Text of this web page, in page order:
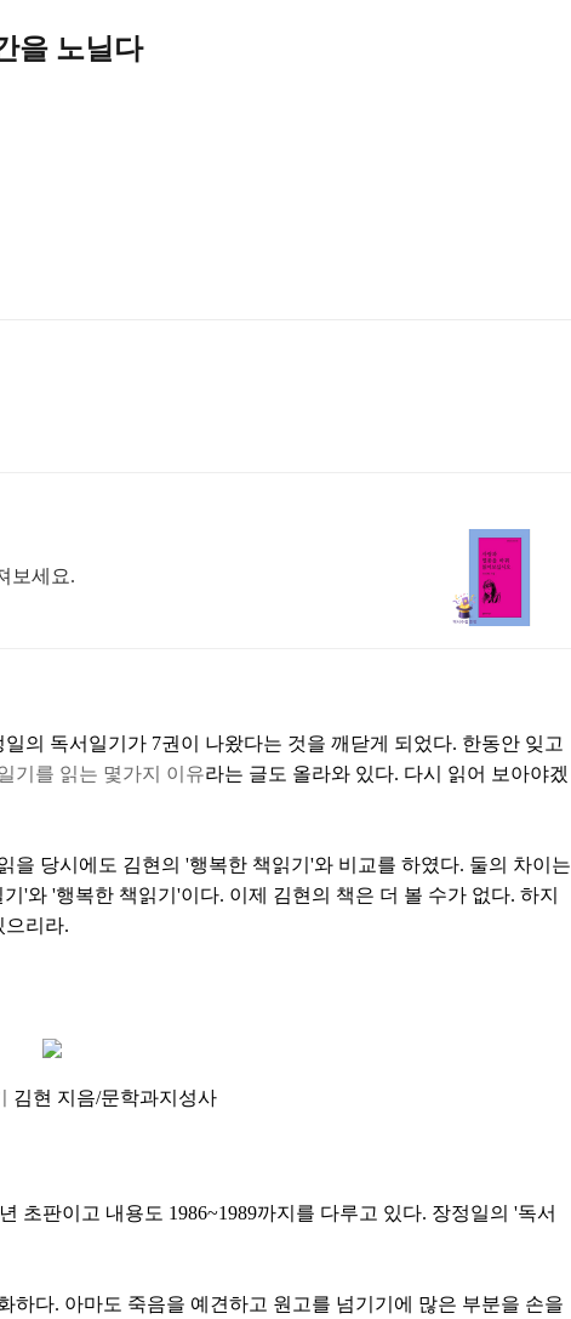
을 노닐다
보세요.
일의 독서일기가 7권이 나왔다는 것을 깨닫게 되었다. 한동안 잊고
기를 읽는 몇가지 이유라는 글도 올라와 있다. 다시 읽어 보아야겠
을 당시에도 김현의 '행복한 책읽기'와 비교를 하였다. 둘의 차이는
'와 '행복한 책읽기'이다. 이제 김현의 책은 더 볼 수가 없다. 하지
으리라.
김현 지음/문학과지성사
초판이고 내용도 1986~1989까지를 다루고 있다. 장정일의 '독서
하다. 아마도 죽음을 예견하고 원고를 넘기기에 많은 부분을 손을